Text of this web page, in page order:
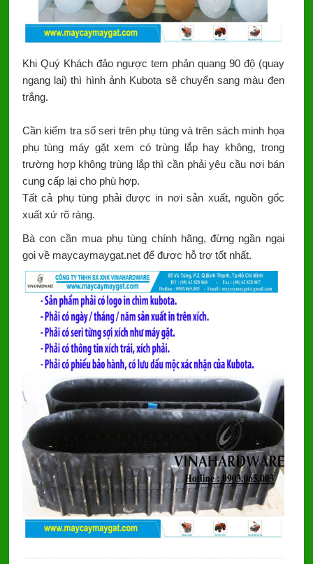
Khi Quý Khách đảo ngược tem phản quang 90 độ (quay
ngang lại) thì hình ảnh Kubota sẽ chuyển sang màu đen
trắng.
Cần kiểm tra số seri trên phụ tùng và trên sách minh họa
phụ tùng máy gặt xem có trùng lắp hay không, trong
trường hợp không trùng lắp thì cần phải yêu cầu nơi bán
cung cấp lại cho phù hợp.
Tất cả phụ tùng phải được in nơi sản xuất, nguồn gốc
xuất xứ rõ ràng.
Bà con cần mua phụ tùng chính hãng, đừng ngần ngại
gọi về maycaymaygat.net để được hỗ trợ tốt nhất.